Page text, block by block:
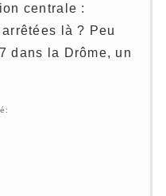
centrale :
là ? Peu
dans la Drôme, un